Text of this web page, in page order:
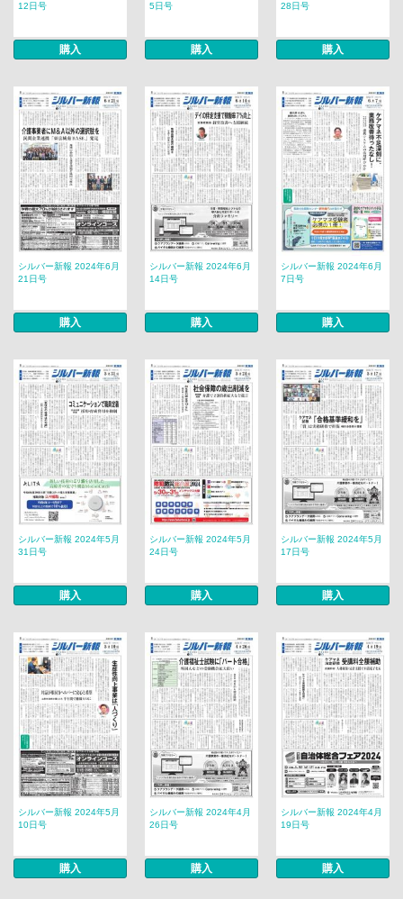
12日号
購入
5日号
購入
28日号
購入
シルバー新報 2024年6月
21日号
購入
シルバー新報 2024年6月
14日号
購入
シルバー新報 2024年6月
7日号
購入
シルバー新報 2024年5月
31日号
購入
シルバー新報 2024年5月
24日号
購入
シルバー新報 2024年5月
17日号
購入
シルバー新報 2024年5月
10日号
購入
シルバー新報 2024年4月
26日号
購入
シルバー新報 2024年4月
19日号
購入